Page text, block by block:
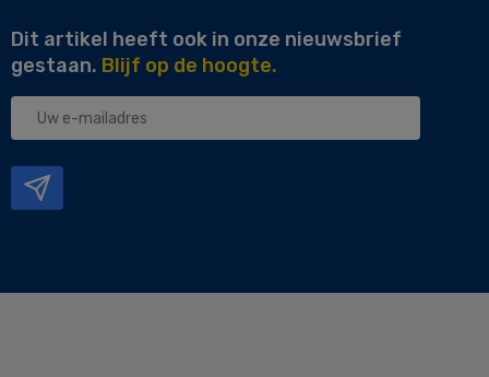
Dit artikel heeft ook in onze nieuwsbrief
gestaan. Blijf op de hoogte.
Uw